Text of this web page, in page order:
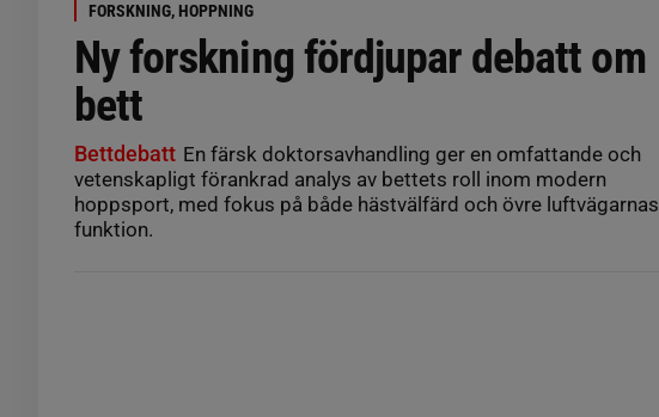
FORSKNING, HOPPNING
Ny forskning fördjupar debatt om
bett
Bettdebatt En färsk doktorsavhandling ger en omfattande och
vetenskapligt förankrad analys av bettets roll inom modern
hoppsport, med fokus på både hästvälfärd och övre luftvägarnas
funktion.